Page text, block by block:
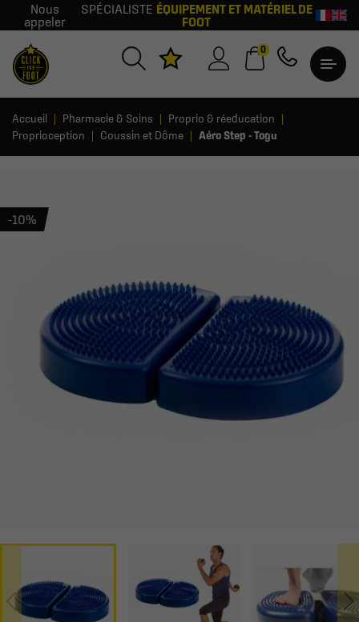
Nous
appeler
SPÉCIALISTE ÉQUIPEMENT ET MATÉRIEL DE
FOOT
0
Accueil Pharmacie & Soins
Proprio & réeducation
Proprioception
Coussin et Dôme Aéro Step - Togu
-10%